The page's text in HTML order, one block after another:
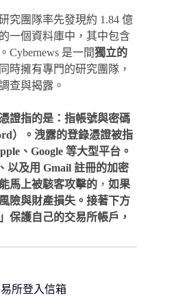
究團隊率先發現約 1.84 億
一個資料庫中，其中包含
Cybernews 是一間獨立的
同時擁有專門的研究團隊，
查與揭露。
證指的是：指帳號與密碼
）。洩露的登錄憑證被指
、Google 等大型平台。
以及用 Gmail 註冊的加密
馬上被駭客攻擊的 ， 如果
險與財產損失。接著下方
保護自己的交易所帳戶，
所登入信箱